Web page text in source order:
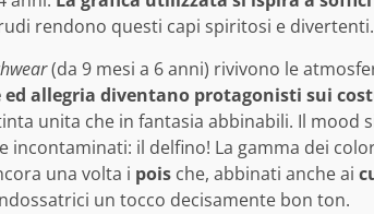
rendono questi capi spiritosi e divertenti.
(da 9 mesi a 6 anni) rivivono le
ed allegria diventano protagonisti sui
unita che in fantasia abbinabili. Il mood
incontaminati: il delfino! La gamma dei
una volta i pois che, abbinati anche ai
un tocco decisamente bon ton.